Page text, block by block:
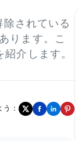
されている
ります。こ
介します。
：